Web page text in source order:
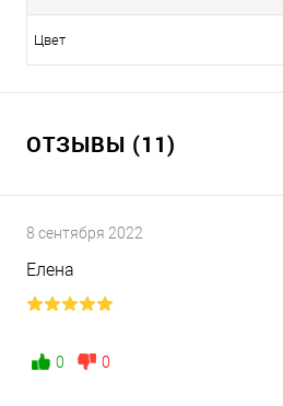
Цвет
ОТЗЫВЫ (11)
8 сентября 2022
Елена
0 0